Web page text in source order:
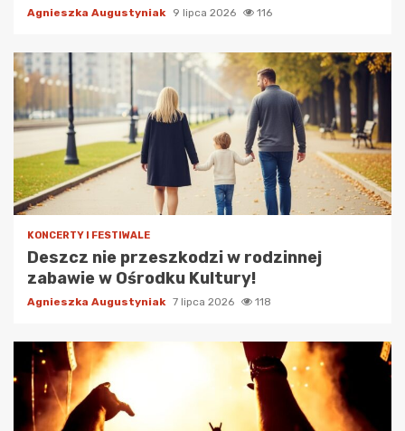
Agnieszka Augustyniak 9 lipca 2026 116
KONCERTY I FESTIWALE
Deszcz nie przeszkodzi w rodzinnej
zabawie w Ośrodku Kultury!
Agnieszka Augustyniak 7 lipca 2026 118